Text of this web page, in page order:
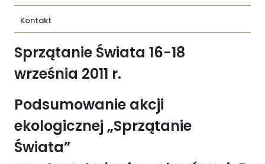
Kontakt
Sprzątanie Świata 16-18
września 2011 r.
Podsumowanie akcji
ekologicznej „Sprzątanie
Świata”